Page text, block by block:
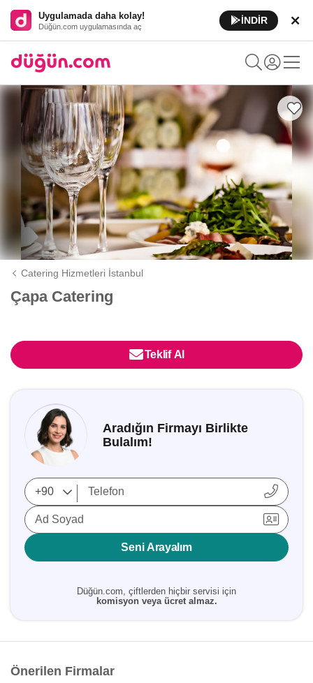
Uygulamada daha kolay!
Düğün.com uygulamasında aç
İNDİR
Catering Hizmetleri İstanbul
Çapa Catering
Teklif Al
Aradığın Firmayı Birlikte
Bulalım!
Ad Soyad
Seni Arayalım
Düğün.com, çiftlerden hiçbir servisi için
komisyon veya ücret almaz.
Önerilen Firmalar